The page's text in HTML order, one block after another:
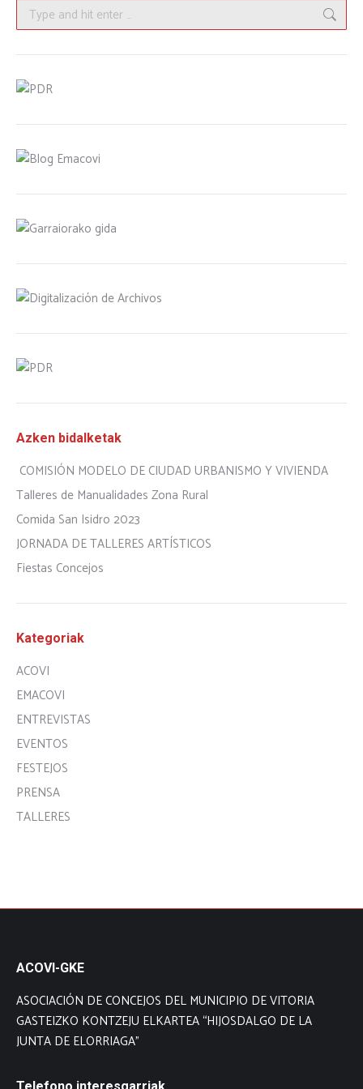
Search:
Azken bidalketak
COMISIÓN MODELO DE CIUDAD URBANISMO Y VIVIENDA
Talleres de Manualidades Zona Rural
Comida San Isidro 2023
JORNADA DE TALLERES ARTÍSTICOS
Fiestas Concejos
Kategoriak
ACOVI
EMACOVI
ENTREVISTAS
EVENTOS
FESTEJOS
PRENSA
TALLERES
ACOVI-GKE
ASOCIACIÓN DE CONCEJOS DEL MUNICIPIO DE VITORIA
GASTEIZKO KONTZEJU ELKARTEA “HIJOSDALGO DE LA
JUNTA DE ELORRIAGA”